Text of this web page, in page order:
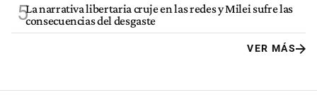
5La narrativa libertaria cruje en las redes y Milei sufre las
consecuencias del desgaste
VER MÁS